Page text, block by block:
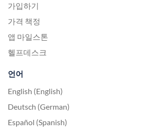
가입하기
가격 책정
앱 마일스톤
헬프데스크
언어
English (English)
Deutsch (German)
Español (Spanish)